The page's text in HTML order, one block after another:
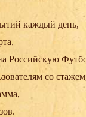
каждый день,
Российскую
со